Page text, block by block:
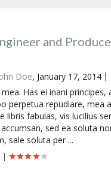
and
Doe, January 17, 2014
Has ei inani principes,
perpetua repudiare, mea
libris fabulas, vis lucilius
sed ea soluta
sale soluta per ...